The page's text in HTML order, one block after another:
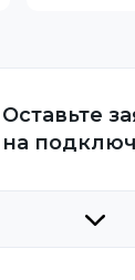
Оставьте
на